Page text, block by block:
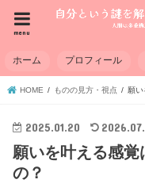
menu
ホーム プロフィール
HOME ものの見方・視点 願
2025.01.20
願いを叶える感
の？